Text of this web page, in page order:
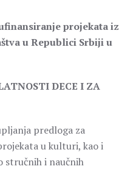
projekata iz
u Republici Srbiji u
DECE I ZA
predloga za
u kulturi, kao i
stručnih i naučnih